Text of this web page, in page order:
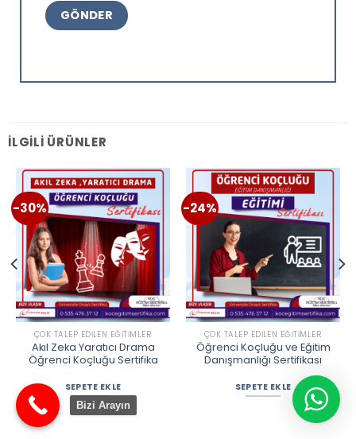
İLGILI ÜRÜNLER
-30%
ÇOK TALEP EDILEN EĞITIMLER
Akıl Zeka Yaratıcı Drama
Öğrenci Koçluğu Sertifika
SEPETE EKLE
-24%
ÇOK TALEP EDILEN EĞITIMLER
Öğrenci Koçluğu ve Eğitim
Danışmanlığı Sertifikası
SEPETE EKLE
Bizi Arayın